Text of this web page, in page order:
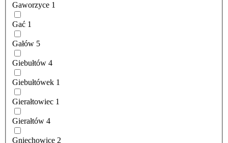
Gaworzyce 1
Gać 1
Gałów 5
Giebułtów 4
Giebułtówek 1
Gierałtowiec 1
Gierałtów 4
Gniechowice 2